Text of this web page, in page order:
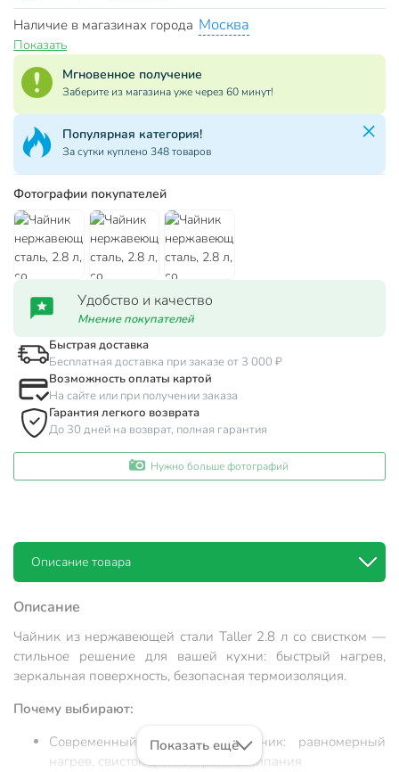
Наличие в магазинах города Москва
Показать
Мгновенное получение
Заберите из магазина уже через 60 минут!
Популярная категория!
За сутки куплено 348 товаров
Фотографии покупателей
Удобство и качество
Мнение покупателей
Быстрая доставка
Бесплатная доставка при заказе от 3 000 ₽
Возможность оплаты картой
На сайте или при получении заказа
Гарантия легкого возврата
До 30 дней на возврат, полная гарантия
Нужно больше фотографий
Описание товара
Описание
Чайник из нержавеющей стали Taller 2.8 л со свистком —
стильное решение для вашей кухни: быстрый нагрев,
зеркальная поверхность, безопасная термоизоляция.
Почему выбирают:
Современный капсульный чайник: равномерный
нагрев, свисток для контроля закипания
Показать ещё